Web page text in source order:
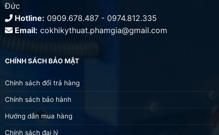
Đức
Hotline: 0909.678.487 - 0974.812.335
Email: cokhikythuat.phamgia@gmail.com
CHÍNH SÁCH BẢO MẬT
Chính sách đổi trả hàng
Chính sách bảo hành
Hướng dẫn mua hàng
Chính sách đại lý